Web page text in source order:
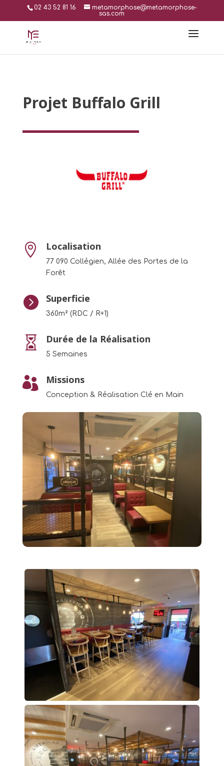
02 43 52 81 16
metamorphose@metamorphose-
sas.com
Projet Buffalo Grill
 Localisation
77 090 Collégien, Allée des Portes de la
Forêt
 Superficie
360m² (RDC / R+1)
 Durée de la Réalisation
5 Semaines
 Missions
Conception & Réalisation Clé en Main